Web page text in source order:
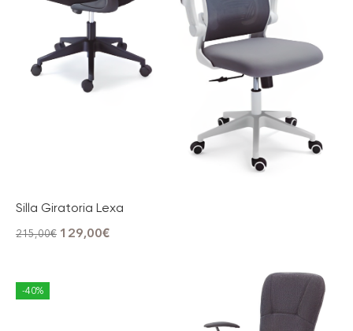
Silla Giratoria Lexa
215,00€ 129,00€
-40%